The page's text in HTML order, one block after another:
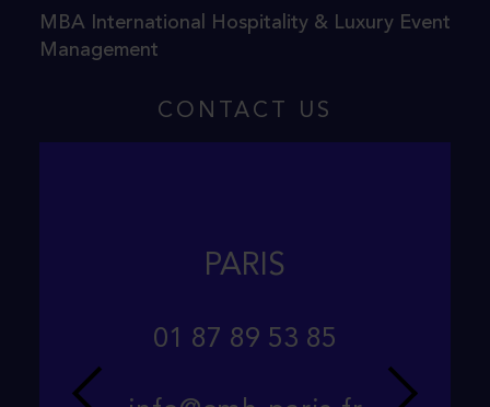
MBA International Hospitality & Luxury Event
Management
CONTACT US
PARIS
01 87 89 53 85